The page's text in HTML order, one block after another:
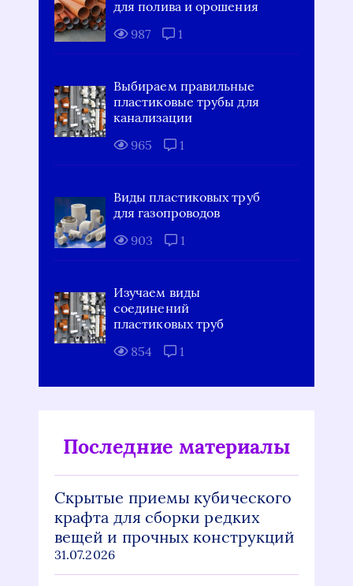
для полива и орошения
987
1
Выбираем правильные
пластиковые трубы для
канализации
965
1
Виды пластиковых труб
для газопроводов
903
1
Изучаем виды
соединений
пластиковых труб
854
1
Последние материалы
Скрытые приемы кубического
крафта для сборки редких
вещей и прочных конструкций
31.07.2026